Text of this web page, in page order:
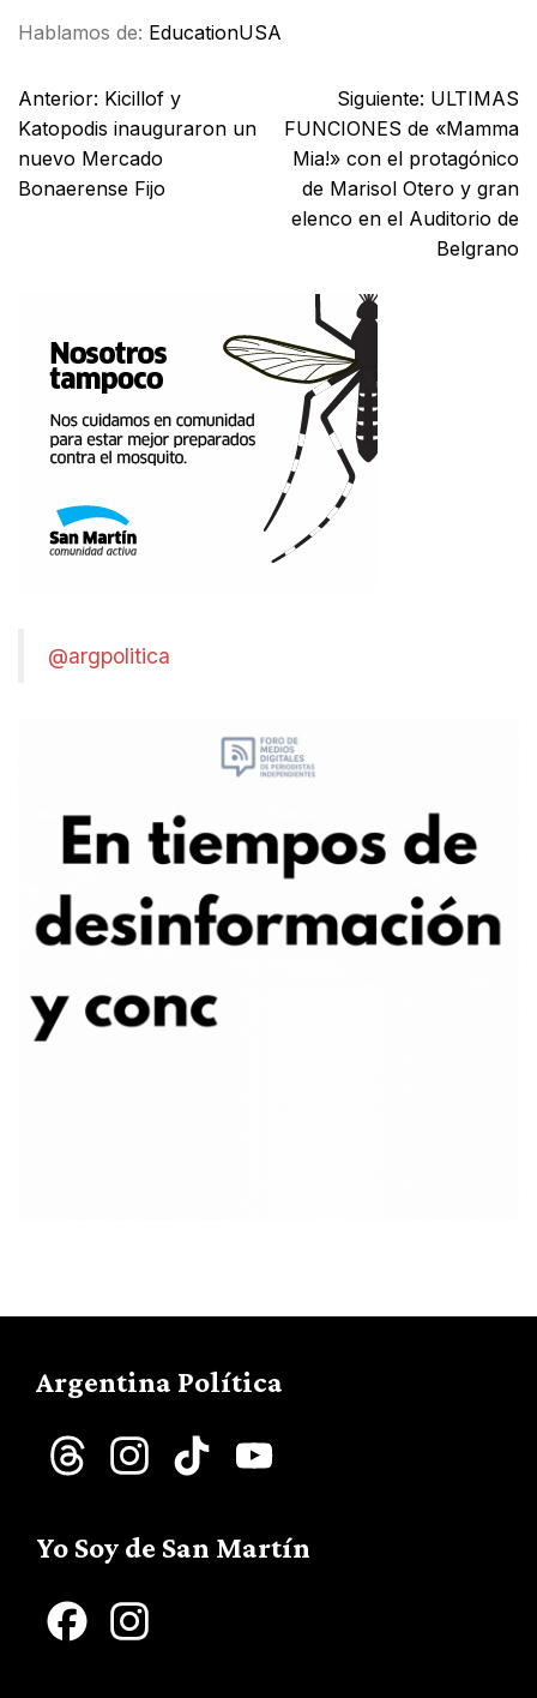
Hablamos de: EducationUSA
Anterior: Kicillof y
Katopodis inauguraron un
nuevo Mercado
Bonaerense Fijo
Siguiente: ULTIMAS
FUNCIONES de «Mamma
Mia!» con el protagónico
de Marisol Otero y gran
elenco en el Auditorio de
Belgrano
@argpolitica
Argentina Política
Threads InstagramTikTok
Yo Soy de San Martín
Facebook